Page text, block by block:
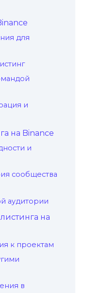
для
и
на Binance
и
сообщества
аудитории
на
к проектам
в